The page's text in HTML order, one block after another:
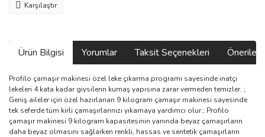
Karşılaştır
Ürün Bilgisi Yorumlar Taksit Seçenekleri
Profilo çamaşır makinesi özel leke çıkarma programı sayesinde inatçı
lekeleri 4 kata kadar giysilerin kumaş yapısına zarar vermeden temizler. ;
Geniş aileler için özel hazırlanan 9 kilogram çamaşır makinesi sayesinde
tek seferde tüm kirli çamaşırlarınızı yıkamaya yardımcı olur.; Profilo
çamaşır makinesi 9 kilogram kapasitesinin yanında beyaz çamaşırların
daha beyaz olmasını sağlarken renkli, hassas ve sentetik çamaşırların